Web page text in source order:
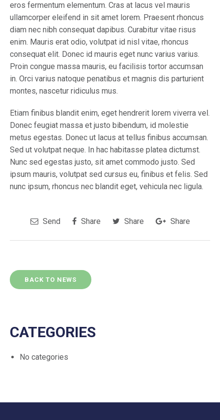
eros fermentum elementum. Cras at lacus vel mauris
ullamcorper eleifend in sit amet lorem. Praesent rhoncus
diam nec nibh consequat dapibus. Curabitur vitae risus
enim. Mauris erat odio, volutpat id nisl vitae, rhoncus
consequat elit. Donec id mauris eget nunc varius varius.
Proin congue massa mauris, eu facilisis tortor accumsan
in. Orci varius natoque penatibus et magnis dis parturient
montes, nascetur ridiculus mus.
Etiam finibus blandit enim, eget hendrerit lorem viverra vel.
Donec feugiat massa et justo bibendum, id molestie
metus egestas. Donec ut lacus at tellus finibus accumsan.
Sed ut volutpat neque. In hac habitasse platea dictumst.
Nunc sed egestas justo, sit amet commodo justo. Sed
ipsum mauris, volutpat sed cursus eu, finibus et felis. Sed
nunc ipsum, rhoncus nec blandit eget, vehicula nec ligula.
Send Share Share Share
BACK TO NEWS
CATEGORIES
No categories